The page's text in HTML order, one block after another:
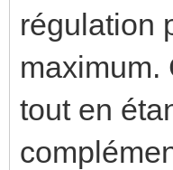
régulation
maximum.
tout en